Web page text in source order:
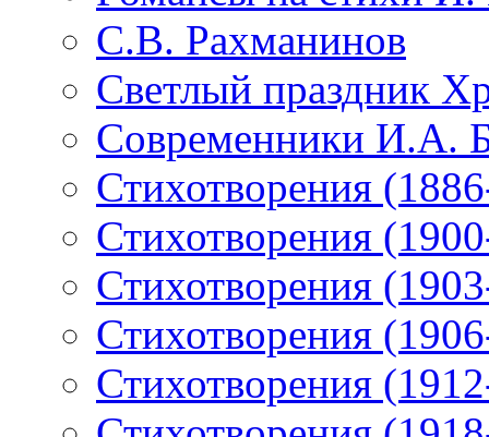
С.В. Рахманинов
Светлый праздник
Современники И.А.
Стихотворения
Стихотворения
Стихотворения
Стихотворения
Стихотворения